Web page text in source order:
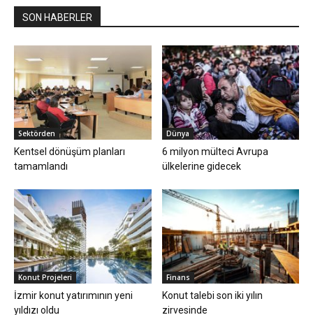
SON HABERLER
Sektörden
Kentsel dönüşüm planları
tamamlandı
Dünya
6 milyon mülteci Avrupa
ülkelerine gidecek
Konut Projeleri
İzmir konut yatırımının yeni
yıldızı oldu
Finans
Konut talebi son iki yılın
zirvesinde